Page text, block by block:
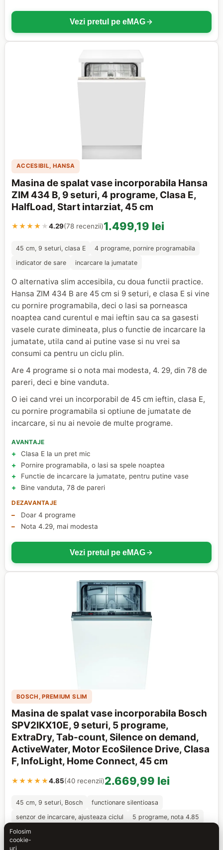
Vezi pretul pe eMAG
ACCESIBIL, HANSA
Masina de spalat vase incorporabila Hansa
ZIM 434 B, 9 seturi, 4 programe, Clasa E,
HalfLoad, Start intarziat, 45 cm
★★★★ ★4.29(78 recenzii)1.499,19 lei
45 cm, 9 seturi, clasa E
4 programe, pornire programabila
indicator de sare
incarcare la jumatate
O alternativa slim accesibila, cu doua functii practice.
Hansa ZIM 434 B are 45 cm si 9 seturi, e clasa E si vine
cu pornire programabila, deci o lasi sa porneasca
noaptea cand curentul e mai ieftin sau ca sa gasesti
vasele curate dimineata, plus o functie de incarcare la
jumatate, utila cand ai putine vase si nu vrei sa
consumi ca pentru un ciclu plin.
Are 4 programe si o nota mai modesta, 4. 29, din 78 de
pareri, deci e bine vanduta.
O iei cand vrei un incorporabil de 45 cm ieftin, clasa E,
cu pornire programabila si optiune de jumatate de
incarcare, si nu ai nevoie de multe programe.
AVANTAJE
Clasa E la un pret mic
Pornire programabila, o lasi sa spele noaptea
Functie de incarcare la jumatate, pentru putine vase
Bine vanduta, 78 de pareri
DEZAVANTAJE
Doar 4 programe
Nota 4.29, mai modesta
Vezi pretul pe eMAG
BOSCH, PREMIUM SLIM
Masina de spalat vase incorporabila Bosch
SPV2IKX10E, 9 seturi, 5 programe,
ExtraDry, Tab-count, Silence on demand,
ActiveWater, Motor EcoSilence Drive, Clasa
F, InfoLight, Home Connect, 45 cm
★★★★★4.85(40 recenzii)2.669,99 lei
45 cm, 9 seturi, Bosch
functionare silentioasa
senzor de incarcare, ajusteaza ciclul
5 programe, nota 4.85
Alegerea slim premium, pentru cine vrea un Bosch chiar
Folosim
cookie-
uri